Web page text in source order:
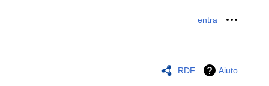
entra
RDF Aiuto